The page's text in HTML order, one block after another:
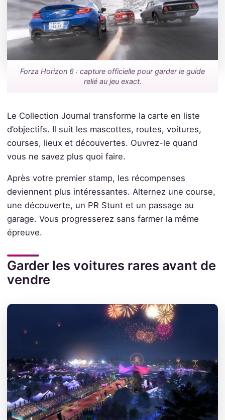
Forza Horizon 6 : capture officielle pour garder le guide
relié au jeu exact.
Le Collection Journal transforme la carte en liste
d’objectifs. Il suit les mascottes, routes, voitures,
courses, lieux et découvertes. Ouvrez-le quand
vous ne savez plus quoi faire.
Après votre premier stamp, les récompenses
deviennent plus intéressantes. Alternez une course,
une découverte, un PR Stunt et un passage au
garage. Vous progresserez sans farmer la même
épreuve.
Garder les voitures rares avant de
vendre